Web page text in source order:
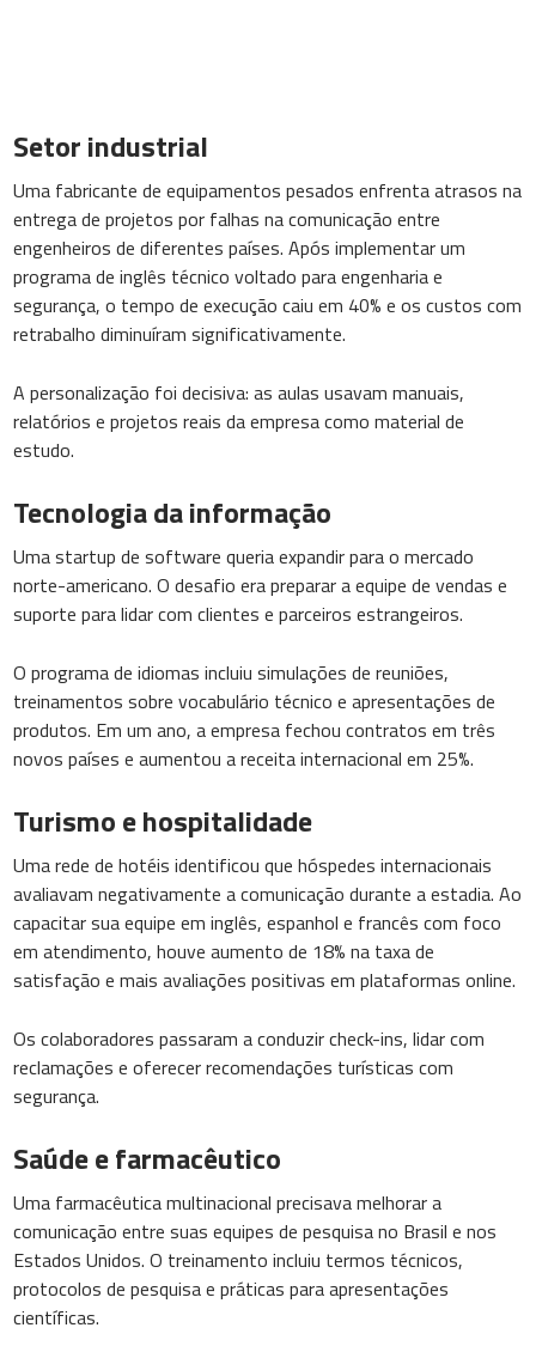
Setor industrial
Uma fabricante de equipamentos pesados enfrenta atrasos na
entrega de projetos por falhas na comunicação entre
engenheiros de diferentes países. Após implementar um
programa de inglês técnico voltado para engenharia e
segurança, o tempo de execução caiu em 40% e os custos com
retrabalho diminuíram significativamente.
A personalização foi decisiva: as aulas usavam manuais,
relatórios e projetos reais da empresa como material de
estudo.
Tecnologia da informação
Uma startup de software queria expandir para o mercado
norte-americano. O desafio era preparar a equipe de vendas e
suporte para lidar com clientes e parceiros estrangeiros.
O programa de idiomas incluiu simulações de reuniões,
treinamentos sobre vocabulário técnico e apresentações de
produtos. Em um ano, a empresa fechou contratos em três
novos países e aumentou a receita internacional em 25%.
Turismo e hospitalidade
Uma rede de hotéis identificou que hóspedes internacionais
avaliavam negativamente a comunicação durante a estadia. Ao
capacitar sua equipe em inglês, espanhol e francês com foco
em atendimento, houve aumento de 18% na taxa de
satisfação e mais avaliações positivas em plataformas online.
Os colaboradores passaram a conduzir check-ins, lidar com
reclamações e oferecer recomendações turísticas com
segurança.
Saúde e farmacêutico
Uma farmacêutica multinacional precisava melhorar a
comunicação entre suas equipes de pesquisa no Brasil e nos
Estados Unidos. O treinamento incluiu termos técnicos,
protocolos de pesquisa e práticas para apresentações
científicas.